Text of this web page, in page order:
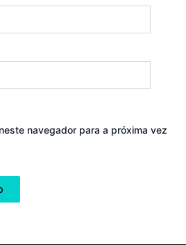
navegador para a próxima vez